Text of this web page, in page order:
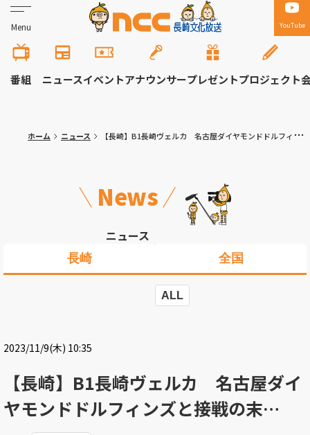
Menu YouTube
番組 ニュースイベントアナウンサープレゼントプロジェクト
ホーム ニュース 【長崎】B1長崎ヴェルカ 名古屋ダイヤモンドドルフィンズと接戦の末…
News
ニュース
長崎 全国
ALL
2023/11/9(木) 10:35
【長崎】B1長崎ヴェルカ 名古屋ダイ
ヤモンドドルフィンズと接戦の末…